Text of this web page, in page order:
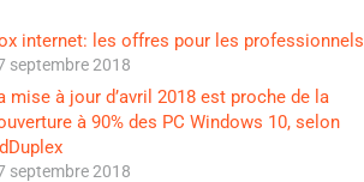
internet: les offres pour les professionnels
septembre 2018
mise à jour d’avril 2018 est proche de la
à 90% des PC Windows 10, selon
septembre 2018